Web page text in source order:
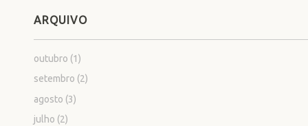
ARQUIVO
outubro (1)
setembro (2)
agosto (3)
julho (2)